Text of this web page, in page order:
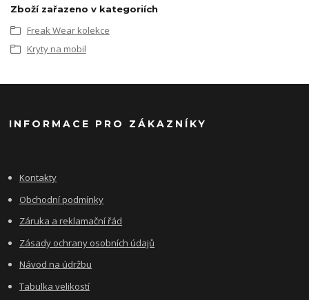
Zboží zařazeno v kategoriích
Freak Wear kolekce
Kryty na mobil
INFORMACE PRO ZÁKAZNÍKY
Kontakty
Obchodní podmínky
Záruka a reklamační řád
Zásady ochrany osobních údajů
Návod na údržbu
Tabulka velikostí